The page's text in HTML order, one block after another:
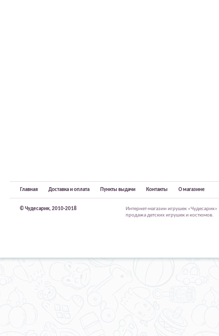
Главная Доставка и оплата Пункты выдачи Контакты О магазине
© Чудесарик, 2010-2018
Интернет-магазин игрушек
продажа детских игрушек и костюмов.